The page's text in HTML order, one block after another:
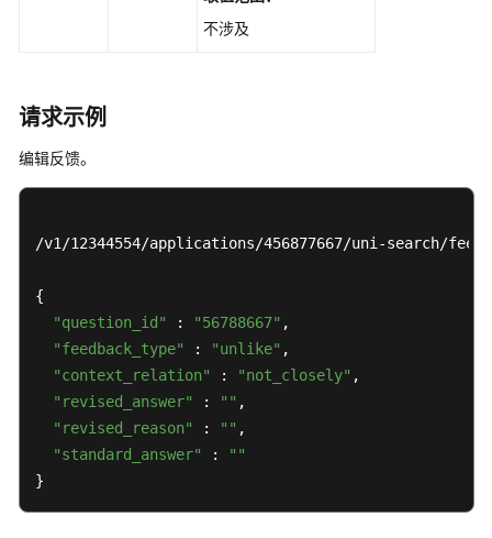
任
共
担
级
（SLA）
书
不涉及
请求示例
编辑反馈。
/v1/12344554/applications/456877667/uni-search/
{
"question_id"
: "56788667" ,
"feedback_type"
: "unlike" ,
"context_relation"
: "not_closely" ,
"revised_answer"
: "" ,
"revised_reason"
: "" ,
"standard_answer"
:
""
}